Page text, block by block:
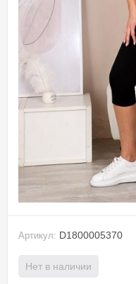
Артикул: D1800005370
Нет в наличии